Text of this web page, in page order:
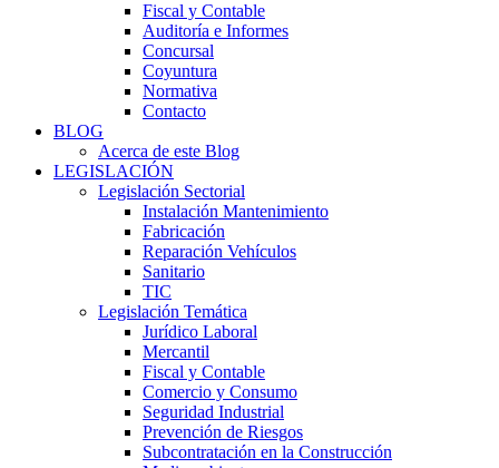
Fiscal y Contable
Auditoría e Informes
Concursal
Coyuntura
Normativa
Contacto
BLOG
Acerca de este Blog
LEGISLACIÓN
Legislación Sectorial
Instalación Mantenimiento
Fabricación
Reparación Vehículos
Sanitario
TIC
Legislación Temática
Jurídico Laboral
Mercantil
Fiscal y Contable
Comercio y Consumo
Seguridad Industrial
Prevención de Riesgos
Subcontratación en la Construcción